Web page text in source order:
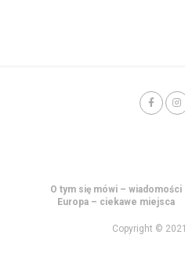
O tym się mówi – wiadomości
Europa – ciekawe miejsca
Copyright ©